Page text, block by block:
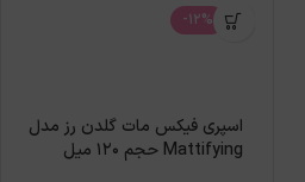
-12%
اسپری فیکس‌ مات گلدن رز مدل
Mattifying حجم ۱۲۰ میل